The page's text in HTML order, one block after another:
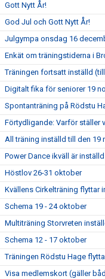
Gott Nytt År!
God Jul och Gott Nytt År!
Julgympa onsdag 16
Enkät om träningstiderna i
Träningen fortsatt inställd
Digitalt fika för seniorer 19
Spontanträning på Rödstu
Förtydligande: Varför ställer
All träning inställd till den 19
Power Dance ikväll är inställd
Höstlov 26-31 oktober
Kvällens Cirkelträning flyttar
Schema 19 - 24 oktober
Multiträning Storvreten
Schema 12 - 17 oktober
Träningen Rödstu Hage
Visa medlemskort (gäller